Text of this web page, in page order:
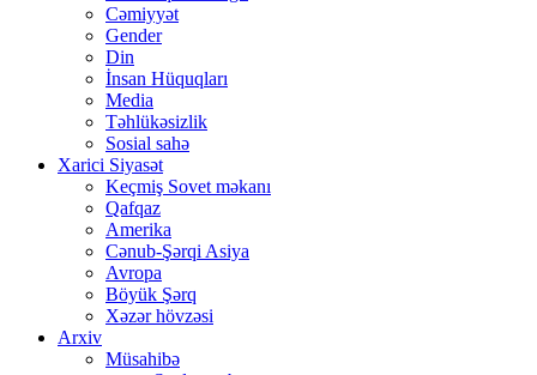
Cəmiyyət
Gender
Din
İnsan Hüquqları
Media
Təhlükəsizlik
Sosial sahə
Xarici Siyasət
Keçmiş Sovet məkanı
Qafqaz
Amerika
Cənub-Şərqi Asiya
Avropa
Böyük Şərq
Xəzər hövzəsi
Arxiv
Müsahibə